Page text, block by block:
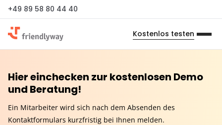
+49 89 58 80 44 40
Kostenlos testen
Hier einchecken zur kostenlosen Demo
und Beratung!
Ein Mitarbeiter wird sich nach dem Absenden des
Kontaktformulars kurzfristig bei Ihnen melden.